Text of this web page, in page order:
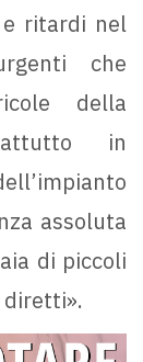
e ritardi nel
che
della
in
assoluta
di piccoli